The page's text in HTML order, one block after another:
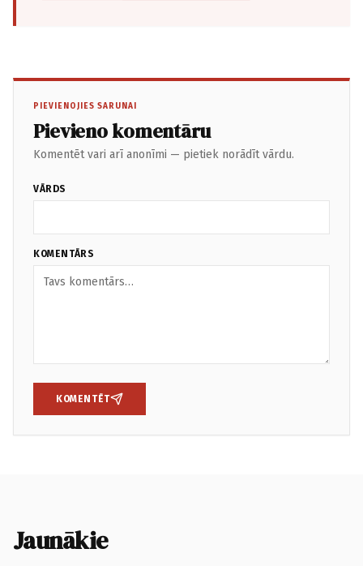
PIEVIENOJIES SARUNAI
Pievieno komentāru
Komentēt vari arī anonīmi — pietiek norādīt vārdu.
VĀRDS
KOMENTĀRS
KOMENTĒT
Jaunākie